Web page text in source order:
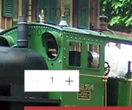
Emma, Frieda
3,00 €Preis
Anzahl *